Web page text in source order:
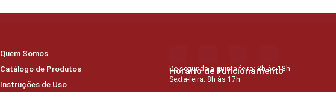
Quem Somos
Catálogo de Produtos
Instruções de Uso
Horário de Funcionamento
De segunda a quinta-feira: 8h às 18h
Sexta-feira: 8h às 17h